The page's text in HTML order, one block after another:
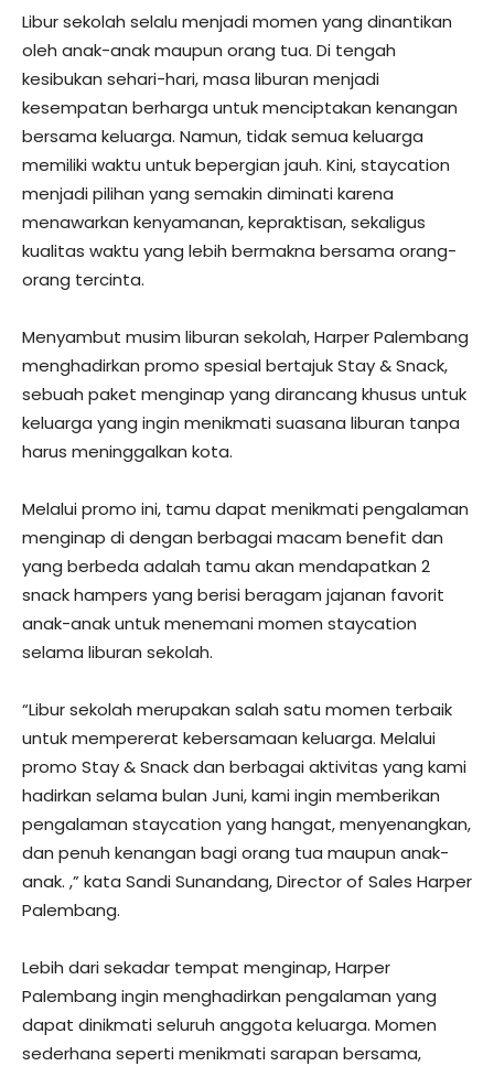
Libur sekolah selalu menjadi momen yang dinantikan
oleh anak-anak maupun orang tua. Di tengah
kesibukan sehari-hari, masa liburan menjadi
kesempatan berharga untuk menciptakan kenangan
bersama keluarga. Namun, tidak semua keluarga
memiliki waktu untuk bepergian jauh. Kini, staycation
menjadi pilihan yang semakin diminati karena
menawarkan kenyamanan, kepraktisan, sekaligus
kualitas waktu yang lebih bermakna bersama orang-
orang tercinta.
Menyambut musim liburan sekolah, Harper Palembang
menghadirkan promo spesial bertajuk Stay & Snack,
sebuah paket menginap yang dirancang khusus untuk
keluarga yang ingin menikmati suasana liburan tanpa
harus meninggalkan kota.
Melalui promo ini, tamu dapat menikmati pengalaman
menginap di dengan berbagai macam benefit dan
yang berbeda adalah tamu akan mendapatkan 2
snack hampers yang berisi beragam jajanan favorit
anak-anak untuk menemani momen staycation
selama liburan sekolah.
“Libur sekolah merupakan salah satu momen terbaik
untuk mempererat kebersamaan keluarga. Melalui
promo Stay & Snack dan berbagai aktivitas yang kami
hadirkan selama bulan Juni, kami ingin memberikan
pengalaman staycation yang hangat, menyenangkan,
dan penuh kenangan bagi orang tua maupun anak-
anak. ,” kata Sandi Sunandang, Director of Sales Harper
Palembang.
Lebih dari sekadar tempat menginap, Harper
Palembang ingin menghadirkan pengalaman yang
dapat dinikmati seluruh anggota keluarga. Momen
sederhana seperti menikmati sarapan bersama,